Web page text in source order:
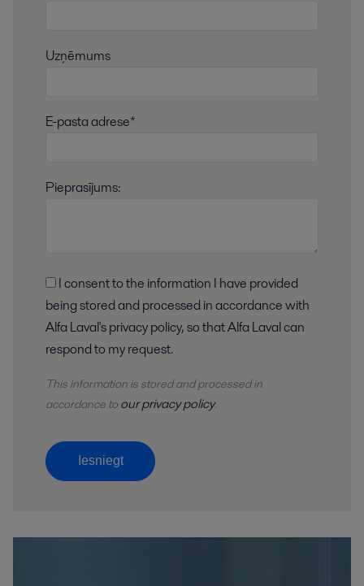
Uzņēmums
E-pasta adrese*
Pieprasījums:
being stored and processed in accordance with
Alfa Laval's privacy policy, so that Alfa Laval can
respond to my request.
This information is stored andprocessedin
accordance to our privacy policy.
Iesniegt